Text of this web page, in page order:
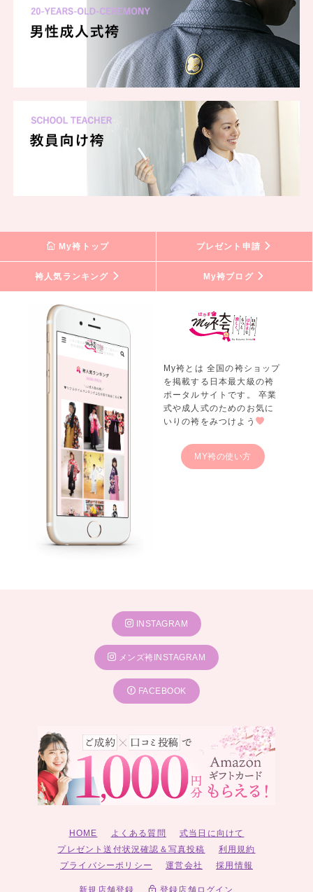
My袴トップ プレゼント申請
袴人気ランキング My袴ブログ
My袴とは 全国の袴ショップ
を掲載する日本最大級の袴
ポータルサイトです。 卒業
式や成人式のためのお気に
いりの袴をみつけよう
MY袴の使い方
INSTAGRAM
メンズ袴INSTAGRAM
FACEBOOK
HOME よくある質問
式当日に向けて
プレゼント送付状況確認＆写真投稿
利用規約
プライバシーポリシー
運営会社 採用情報
新規店舗登録 登録店舗ログイン